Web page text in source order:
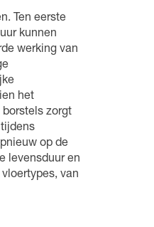
Ten eerste
kunnen
werking van
het
zorgt
op de
levensduur en
van